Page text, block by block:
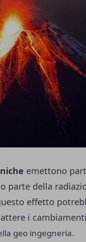
emettono
parte della
effetto
i
geo ingegneria.